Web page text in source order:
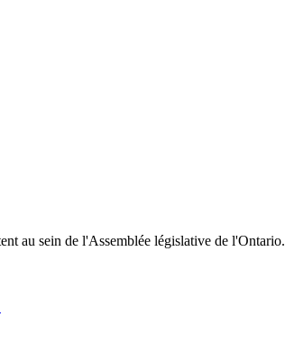
au sein de l'Assemblée législative de l'Ontario.